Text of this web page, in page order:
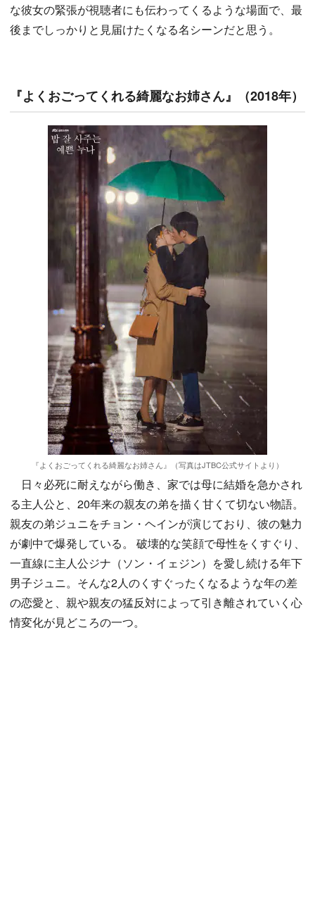
な彼女の緊張が視聴者にも伝わってくるような場面で、最
後までしっかりと見届けたくなる名シーンだと思う。
『よくおごってくれる綺麗なお姉さん』（2018年）
『よくおごってくれる綺麗なお姉さん』（写真はJTBC公式サイトより）
日々必死に耐えながら働き、家では母に結婚を急かされ
る主人公と、20年来の親友の弟を描く甘くて切ない物語。
親友の弟ジュニをチョン・ヘインが演じており、彼の魅力
が劇中で爆発している。 破壊的な笑顔で母性をくすぐり、
一直線に主人公ジナ（ソン・イェジン）を愛し続ける年下
男子ジュニ。そんな2人のくすぐったくなるような年の差
の恋愛と、親や親友の猛反対によって引き離されていく心
情変化が見どころの一つ。